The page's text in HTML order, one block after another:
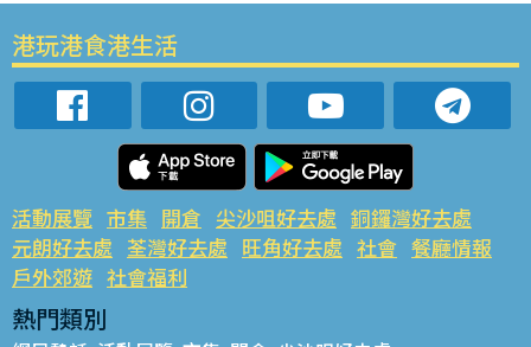
港玩港食港生活
活動展覽 市集 開倉 尖沙咀好去處 銅鑼灣好去處
元朗好去處 荃灣好去處 旺角好去處 社會 餐廳情報
戶外郊遊 社會福利
熱門類別